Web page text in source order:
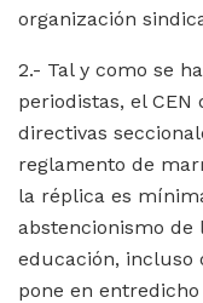
organización
2.- Tal y como se
periodistas, el CEN
directivas
reglamento de
la réplica es
abstencionismo de
educación, incluso
pone en